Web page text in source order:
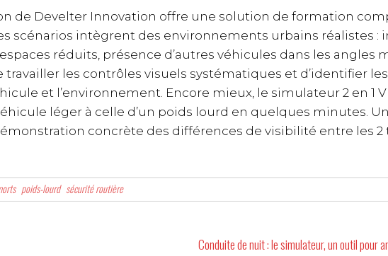
de Develter Innovation offre une solution de formation
scénarios intègrent des environnements urbains réalistes :
réduits, présence d’autres véhicules dans les angles
les contrôles visuels systématiques et d’identifier
et l’environnement. Encore mieux, le simulateur 2 en 1
léger à celle d’un poids lourd en quelques minutes.
concrète des différences de visibilité entre les 2
poids-lourd sécurité routière
Conduite de nuit : le simulateur, un outil pour